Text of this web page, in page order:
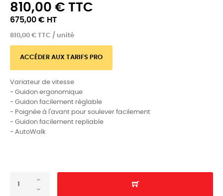
810,00 € TTC
675,00 € HT
810,00 € TTC / unité
ACCÉDER AUX TARIFS PRO
Variateur de vitesse
- Guidon ergonomique
- Guidon facilement réglable
- Poignée à l'avant pour soulever facilement
- Guidon facilement repliable
- AutoWalk